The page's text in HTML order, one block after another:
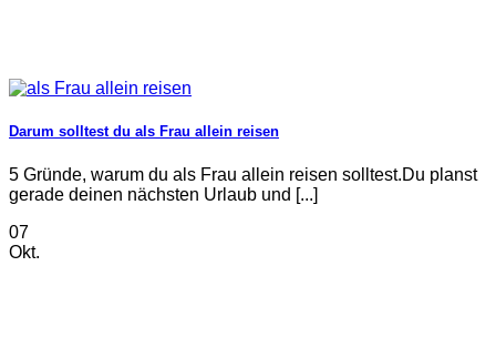
Darum solltest du als Frau allein reisen
5 Gründe, warum du als Frau allein reisen solltest.Du planst
gerade deinen nächsten Urlaub und [...]
07
Okt.